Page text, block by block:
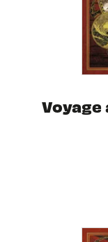
Voyage